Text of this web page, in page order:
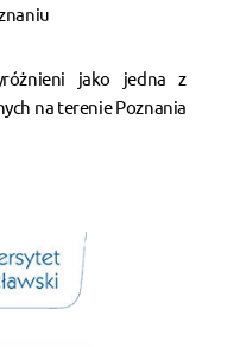
jako jedna z
na terenie Poznania